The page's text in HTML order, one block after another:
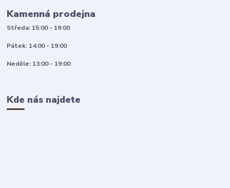
Kamenná prodejna
Středa: 15:00 - 19:00
Pátek: 14:00 - 19:00
Neděle: 13:00 - 19:00
Kde nás najdete